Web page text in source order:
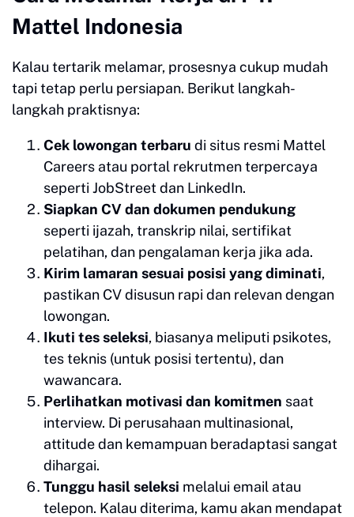
Mattel Indonesia
Kalau tertarik melamar, prosesnya cukup mudah
tapi tetap perlu persiapan. Berikut langkah-
langkah praktisnya:
Cek lowongan terbaru di situs resmi Mattel
Careers atau portal rekrutmen terpercaya
seperti JobStreet dan LinkedIn.
Siapkan CV dan dokumen pendukung
seperti ijazah, transkrip nilai, sertifikat
pelatihan, dan pengalaman kerja jika ada.
Kirim lamaran sesuai posisi yang diminati,
pastikan CV disusun rapi dan relevan dengan
lowongan.
Ikuti tes seleksi, biasanya meliputi psikotes,
tes teknis (untuk posisi tertentu), dan
wawancara.
Perlihatkan motivasi dan komitmen saat
interview. Di perusahaan multinasional,
attitude dan kemampuan beradaptasi sangat
dihargai.
Tunggu hasil seleksi melalui email atau
telepon. Kalau diterima, kamu akan mendapat